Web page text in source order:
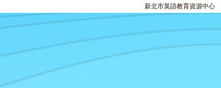
新北市英語教育資源中心